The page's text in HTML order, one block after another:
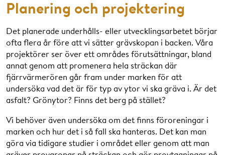
Planering och projektering
Det planerade underhålls- eller utvecklingsarbetet börjar
ofta flera år före att vi sätter grävskopan i backen. Våra
projektörer ser över ett områdes förutsättningar, bland
annat genom att promenera hela sträckan där
fjärrvärmerören går fram under marken för att
undersöka vad det är för typ av ytor vi ska gräva i. Är det
asfalt? Grönytor? Finns det berg på stället?
Vi behöver även undersöka om det finns föroreningar i
marken och hur det i så fall ska hanteras. Det kan man
göra via tidigare studier i området eller genom att man